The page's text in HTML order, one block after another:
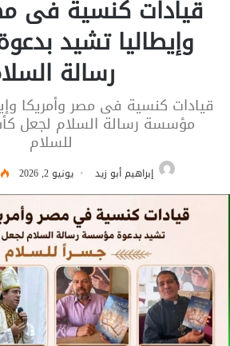
قيادات كنسية فى
وإيطاليا تشيد
رسالة
قيادات كنسية فى مصر وأمريكا
مؤسسة رسالة السلام لجعل
للسلام
إبراهيم أبو زيد يونيو 2, 2026